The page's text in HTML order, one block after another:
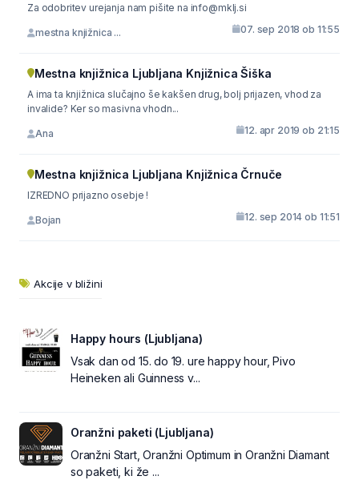
Za odobritev urejanja nam pišite na info@mklj.si
mestna knjižnica ... 07. sep 2018 ob 11:55
Mestna knjižnica Ljubljana Knjižnica Šiška
A ima ta knjižnica slučajno še kakšen drug, bolj prijazen, vhod za
invalide? Ker so masivna vhodn...
Ana 12. apr 2019 ob 21:15
Mestna knjižnica Ljubljana Knjižnica Črnuče
IZREDNO prijazno osebje !
Bojan 12. sep 2014 ob 11:51
Akcije v bližini
Happy hours (Ljubljana)
Vsak dan od 15. do 19. ure happy hour, Pivo
Heineken ali Guinness v...
Oranžni paketi (Ljubljana)
Oranžni Start, Oranžni Optimum in Oranžni Diamant
so paketi, ki že ...